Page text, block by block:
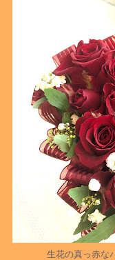
生花の真っ赤な